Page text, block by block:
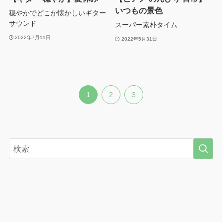
穏やかでどこか懐かしいギター
サウンド
2022年7月11日
いつもの景色
スーパー素朴タイム
2022年5月31日
1 2 3